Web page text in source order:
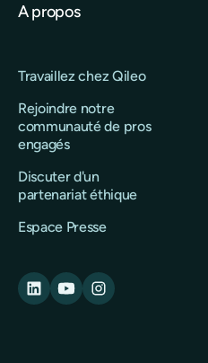
A propos
Travaillez chez Qileo
Rejoindre notre
communauté de pros
engagés
Discuter d'un
partenariat éthique
Espace Presse